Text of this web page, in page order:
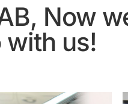
Now
with us!